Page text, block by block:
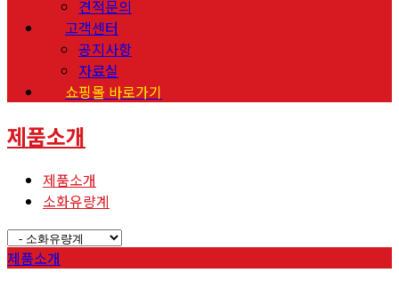
견적문의
고객센터
공지사항
자료실
쇼핑몰 바로가기
제품소개
제품소개
소화유량계
제품소개